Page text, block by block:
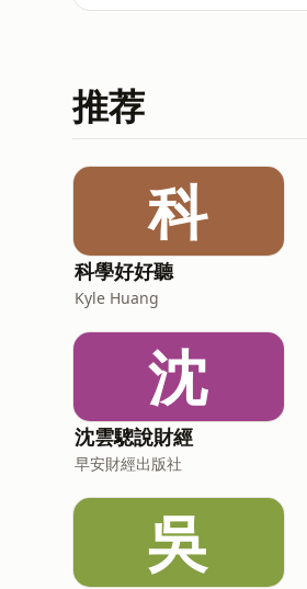
推荐
科
科學好好聽
Kyle Huang
沈
沈雲驄說財經
早安財經出版社
吳